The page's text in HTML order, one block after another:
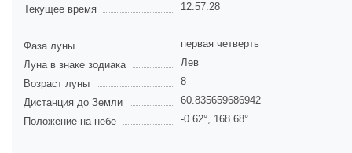
Текущее время
12:57:28
Фаза луны
первая четверть
Луна в знаке зодиака
Лев
Возраст луны
8
Дистанция до Земли
60.835659686942
Положение на небе
-0.62°, 168.68°